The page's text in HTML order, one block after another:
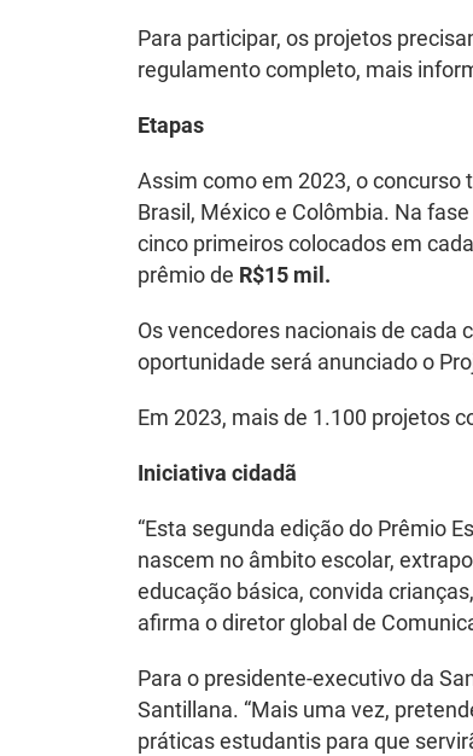
Para participar, os projetos
regulamento completo, mais
Etapas
Assim como em 2023, o concurso
Brasil, México e Colômbia. Na
cinco primeiros colocados em
prêmio de R$15 mil .
Os vencedores nacionais de cada
oportunidade será anunciado o
Em 2023, mais de 1.100 projetos
Iniciativa cidadã
“Esta segunda edição do Prêmio
nascem no âmbito escolar,
educação básica, convida
afirma o diretor global de
Para o presidente-executivo da
Santillana. “Mais uma vez,
práticas estudantis para que